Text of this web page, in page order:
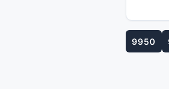
9950